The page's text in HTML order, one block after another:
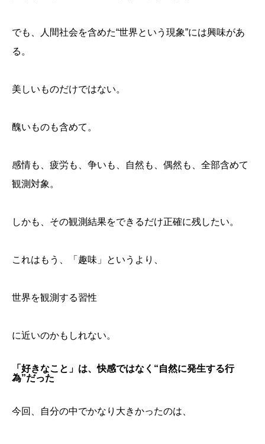
でも、人間社会を含めた“世界という現象”には興味があ
る。
美しいものだけではない。
醜いものも含めて。
感情も、疲労も、争いも、自然も、偶然も、全部含めて
観測対象。
しかも、その観測結果をできるだけ正確に残したい。
これはもう、「趣味」というより、
世界を観測する習性
に近いのかもしれない。
「好きなこと」は、快感ではなく“自然に発生する行
為”だった
今回、自分の中でかなり大きかったのは、